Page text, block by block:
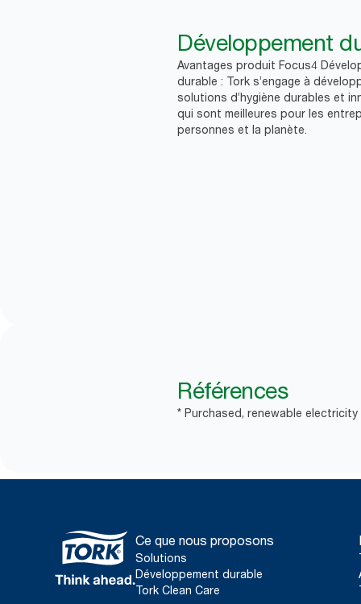
Développement
Avantages produit Focus4
durable : Tork s’engage à
solutions d’hygiène durables et
qui sont meilleures pour les
personnes et la planète.
Références
* Purchased, renewable
Ce que nous proposons
Solutions
Développement durable
Tork Clean Care